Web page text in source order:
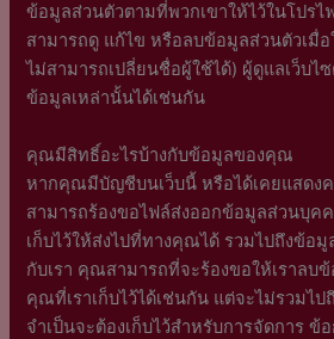
ข้อมูลส่วนตัวตามที่พวกเขาให้ไว้ในโปร
สามารถดู แก้ไข หรือลบข้อมูลส่วนตัวเมื่อ
ไม่สามารถเปลี่ยนชื่อผู้ใช้ได้) ผู้ดูแลเว็บไ
ข้อมูลเหล่านั้นได้เช่นกัน
คุณมีสิทธิ์อะไรบ้างกับข้อมูลของคุณ
หากคุณมีบัญชีบนเว็บนี้ หรือได้เคยแสดง
สามารถร้องขอไฟล์ส่งออกข้อมูลส่วนบุค
เก็บไว้ให้ส่งไปที่ทางคุณได้ รวมไปถึงข้อ
กับเรา คุณสามารถที่จะร้องขอให้เราลบ
คุณที่เราเก็บไว้ได้เช่นกัน แต่จะไม่รวมไป
จำเป็นจะต้องเก็บไว้สำหรับการจัดการ ข้